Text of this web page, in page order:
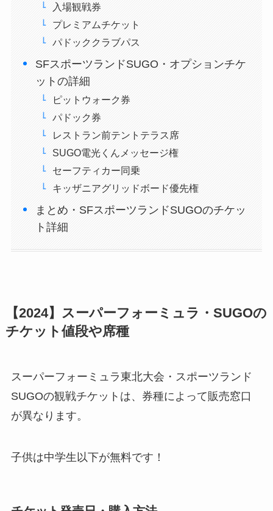
入場観戦券
プレミアムチケット
パドッククラブパス
SFスポーツランドSUGO・オプションチケ
ットの詳細
ピットウォーク券
パドック券
レストラン前テントテラス席
SUGO電光くんメッセージ権
セーフティカー同乗
キッザニアグリッドボード優先権
まとめ・SFスポーツランドSUGOのチケッ
ト詳細
【2024】スーパーフォーミュラ・SUGOの
チケット値段や席種
スーパーフォーミュラ東北大会・スポーツランド
SUGOの観戦チケットは、券種によって販売窓口
が異なります。
子供は中学生以下が無料です！